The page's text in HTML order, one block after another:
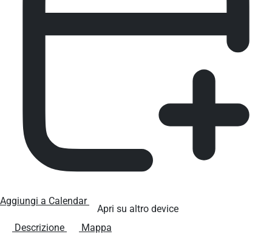
Aggiungi a Calendar
Apri su altro device
Descrizione
Mappa